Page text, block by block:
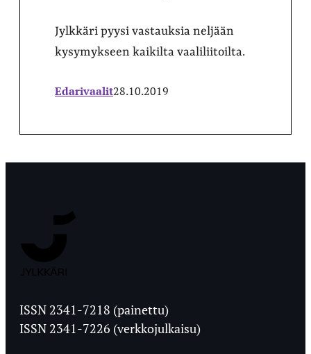
Jylkkäri pyysi vastauksia neljään
kysymykseen kaikilta vaaliliitoilta.
Edarivaalit28.10.2019
Ylioppilaslehti
ISSN 2341-7218 (painettu)
ISSN 2341-7226 (verkkojulkaisu)